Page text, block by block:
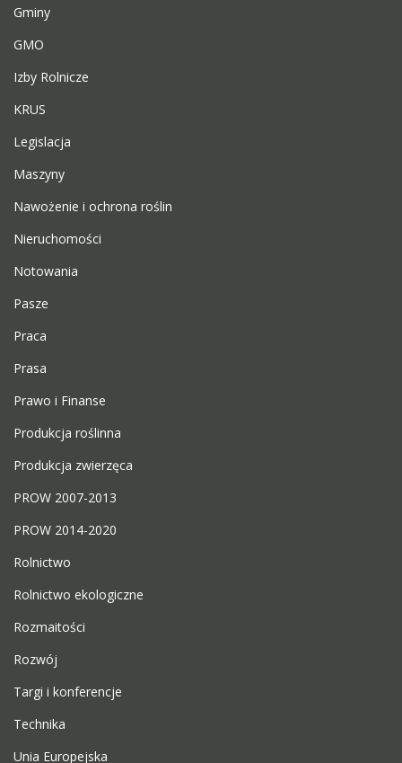
Gminy
GMO
Izby Rolnicze
KRUS
Legislacja
Maszyny
Nawożenie i ochrona roślin
Nieruchomości
Notowania
Pasze
Praca
Prasa
Prawo i Finanse
Produkcja roślinna
Produkcja zwierzęca
PROW 2007-2013
PROW 2014-2020
Rolnictwo
Rolnictwo ekologiczne
Rozmaitości
Rozwój
Targi i konferencje
Technika
Unia Europejska